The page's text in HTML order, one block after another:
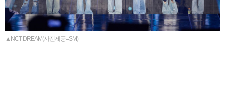
▲NCT DREAM(사진제공=SM)